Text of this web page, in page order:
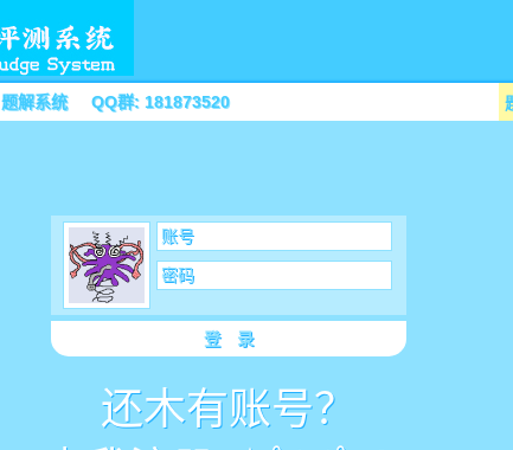
题解系统 QQ群: 181873520
账号
密码
登 录
还木有账号？